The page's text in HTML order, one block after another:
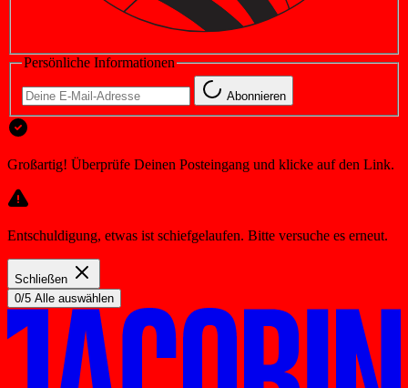
Persönliche Informationen
Abonnieren
Großartig! Überprüfe Deinen Posteingang und klicke auf den Link.
Entschuldigung, etwas ist schiefgelaufen. Bitte versuche es erneut.
Schließen
0/5 Alle auswählen